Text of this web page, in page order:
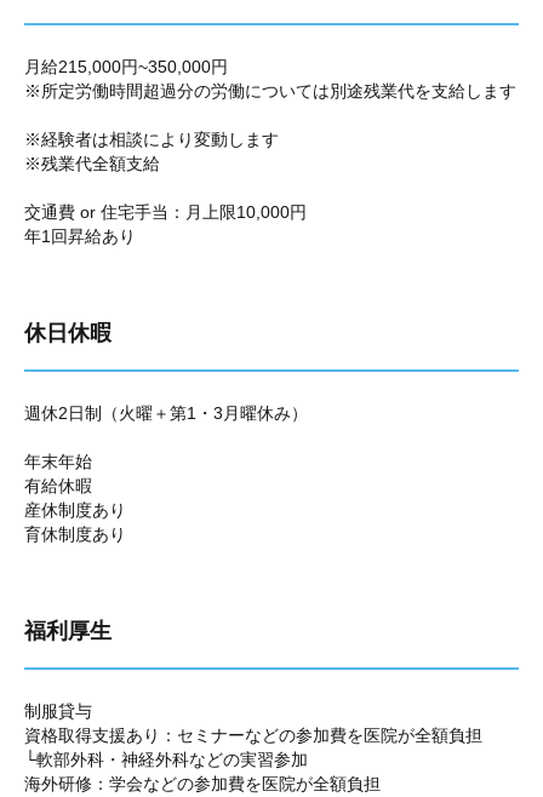
月給215,000円~350,000円
※所定労働時間超過分の労働については別途残業代を支給します
※経験者は相談により変動します
※残業代全額支給
交通費 or 住宅手当：月上限10,000円
年1回昇給あり
休日休暇
週休2日制（火曜＋第1・3月曜休み）
年末年始
有給休暇
産休制度あり
育休制度あり
福利厚生
制服貸与
資格取得支援あり：セミナーなどの参加費を医院が全額負担
└軟部外科・神経外科などの実習参加
海外研修：学会などの参加費を医院が全額負担